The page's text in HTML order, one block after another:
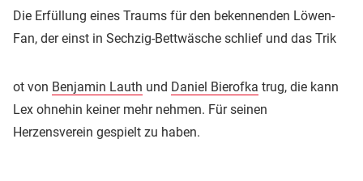
Die Erfüllung eines Traums für den bekennenden Löwen-
Fan, der einst in Sechzig-Bettwäsche schlief und das Trik
ot von Benjamin Lauth und Daniel Bierofka trug, die kann
Lex ohnehin keiner mehr nehmen. Für seinen
Herzensverein gespielt zu haben.